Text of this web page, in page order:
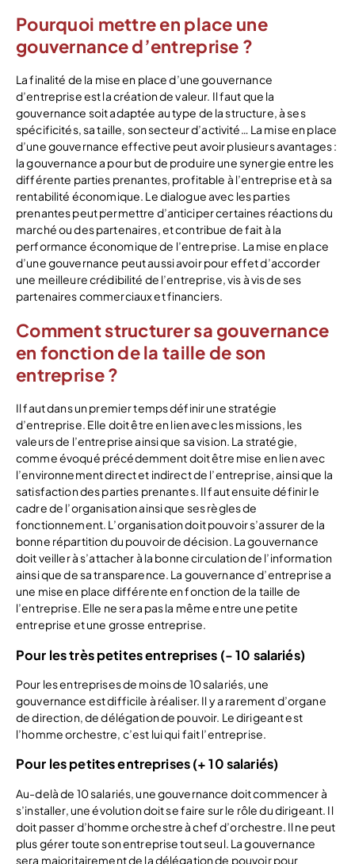
Pourquoi mettre en place une
gouvernance d’entreprise ?
La finalité de la mise en place d’une gouvernance
d’entreprise est la création de valeur. Il faut que la
gouvernance soit adaptée au type de la structure, à ses
spécificités, sa taille, son secteur d’activité… La mise en place
d’une gouvernance effective peut avoir plusieurs avantages :
la gouvernance a pour but de produire une synergie entre les
différente parties prenantes, profitable à l’entreprise et à sa
rentabilité économique. Le dialogue avec les parties
prenantes peut permettre d’anticiper certaines réactions du
marché ou des partenaires, et contribue de fait à la
performance économique de l’entreprise. La mise en place
d’une gouvernance peut aussi avoir pour effet d’accorder
une meilleure crédibilité de l’entreprise, vis à vis de ses
partenaires commerciaux et financiers.
Comment structurer sa gouvernance
en fonction de la taille de son
entreprise ?
Il faut dans un premier temps définir une stratégie
d’entreprise. Elle doit être en lien avec les missions, les
valeurs de l’entreprise ainsi que sa vision. La stratégie,
comme évoqué précédemment doit être mise en lien avec
l’environnement direct et indirect de l’entreprise, ainsi que la
satisfaction des parties prenantes. Il faut ensuite définir le
cadre de l’organisation ainsi que ses règles de
fonctionnement. L’organisation doit pouvoir s’assurer de la
bonne répartition du pouvoir de décision. La gouvernance
doit veiller à s’attacher à la bonne circulation de l’information
ainsi que de sa transparence. La gouvernance d’entreprise a
une mise en place différente en fonction de la taille de
l’entreprise. Elle ne sera pas la même entre une petite
entreprise et une grosse entreprise.
Pour les très petites entreprises (- 10 salariés)
Pour les entreprises de moins de 10 salariés, une
gouvernance est difficile à réaliser. Il y a rarement d’organe
de direction, de délégation de pouvoir. Le dirigeant est
l’homme orchestre, c’est lui qui fait l’entreprise.
Pour les petites entreprises (+ 10 salariés)
Au-delà de 10 salariés, une gouvernance doit commencer à
s’installer, une évolution doit se faire sur le rôle du dirigeant. Il
doit passer d’homme orchestre à chef d’orchestre. Il ne peut
plus gérer toute son entreprise tout seul. La gouvernance
sera majoritairement de la délégation de pouvoir pour